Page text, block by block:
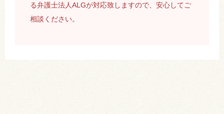
る弁護士法人ALGが対応致しますので、安心してご
相談ください。